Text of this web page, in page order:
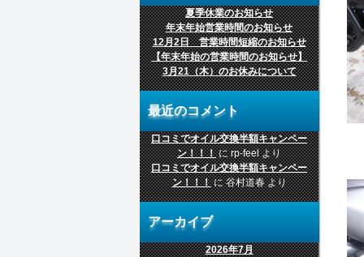
夏季休業のお知らせ
年末年始営業時間のお知らせ
12月2日 営業時間短縮のお知らせ
【年末年始の営業時間のお知らせ】
3月21（木）のお休みについて
最近のコメント
口コミでオイル交換半額キャンペー
ン！！！にrp-feelより
口コミでオイル交換半額キャンペー
ン！！！に谷村道春より
アーカイブ
2026年7月